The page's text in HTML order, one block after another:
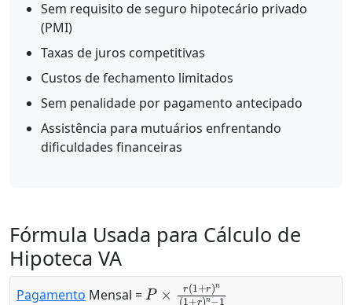
Sem requisito de seguro hipotecário privado
(PMI)
Taxas de juros competitivas
Custos de fechamento limitados
Sem penalidade por pagamento antecipado
Assistência para mutuários enfrentando
dificuldades financeiras
Fórmula Usada para Cálculo de
Hipoteca VA
Pagamento Mensal =
P×r(1+r)n(1+r)n−1